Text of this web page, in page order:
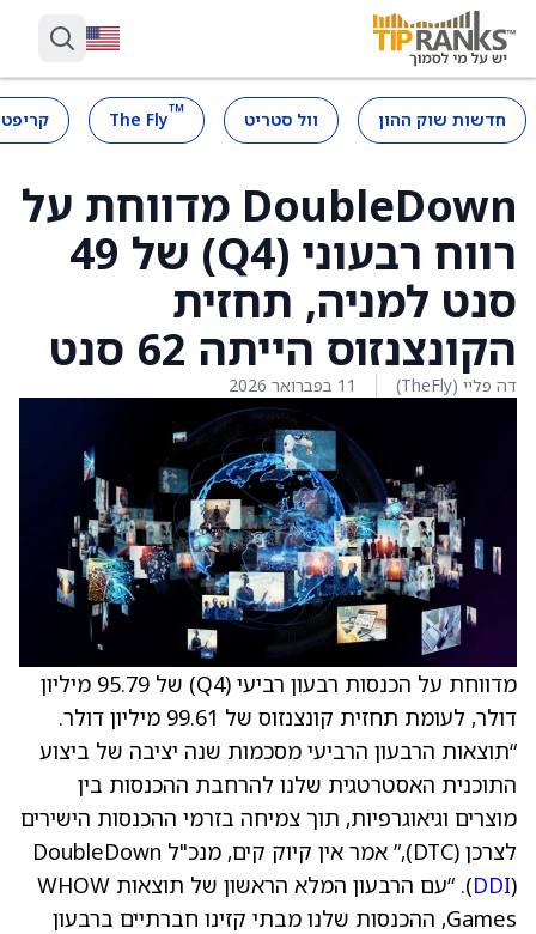
חדשות שוק ההון וול סטריט ™
The Fly
DoubleDown מדווחת על
רווח רבעוני (Q4) של 49
סנט למניה, תחזית
הקונצנזוס הייתה 62 סנט
דה פליי (TheFly) 11 בפברואר 2026
מדווחת על הכנסות רבעון רביעי (Q4) של 95.79 מיליון
דולר, לעומת תחזית קונצנזוס של 99.61 מיליון דולר.
“תוצאות הרבעון הרביעי מסכמות שנה יציבה של ביצוע
התוכנית האסטרטגית שלנו להרחבת ההכנסות בין
מוצרים וגיאוגרפיות, תוך צמיחה בזרמי ההכנסות הישירים
לצרכן (DTC),” אמר אין קיוק קים, מנכ"ל DoubleDown
(DDI
). “עם הרבעון המלא הראשון של תוצאות WHOW
Games, ההכנסות שלנו מבתי קזינו חברתיים ברבעון